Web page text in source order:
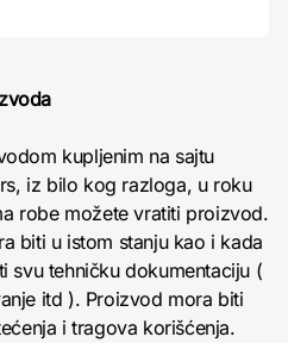
kupljenim na sajtu
iz bilo kog razloga, u roku
robe možete vratiti proizvod.
biti u istom stanju kao i kada
svu tehničku dokumentaciju (
itd ). Proizvod mora biti
i tragova korišćenja.